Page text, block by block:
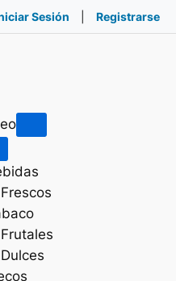
Sesión Registrarse
Sesión «>Registrarse
Sesión Registrarse